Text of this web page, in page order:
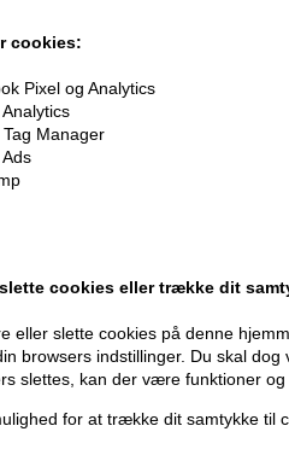
cookies:
Pixel og Analytics
Manager
cookies eller trække dit
eller slette cookies på denne
browsers indstillinger. Du skal
slettes, kan der være funktioner
for at trække dit samtykke til
på hele
du handler
Modtag tilbud mm